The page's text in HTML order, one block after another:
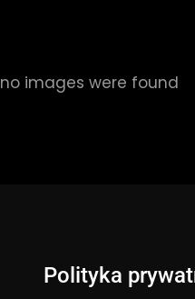
no images were found
Polityka